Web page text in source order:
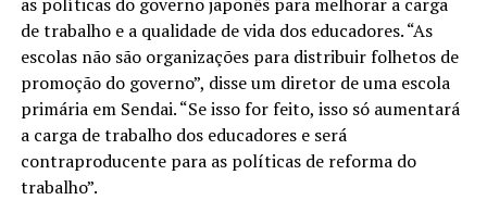
de trabalho e a qualidade de vida dos educadores. “As
escolas não são organizações para distribuir folhetos de
promoção do governo”, disse um diretor de uma escola
primária em Sendai. “Se isso for feito, isso só aumentará
a carga de trabalho dos educadores e será
contraproducente para as políticas de reforma do
trabalho”.